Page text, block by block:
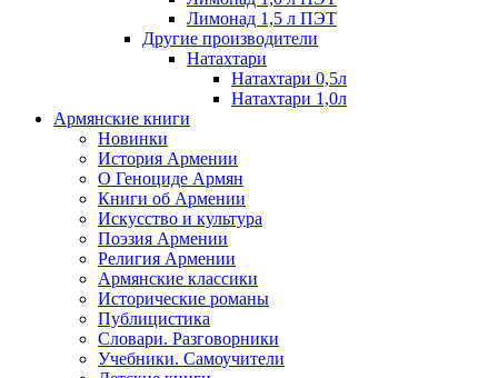
Лимонад 1,5 л ПЭТ
Другие производители
Натахтари
Натахтари 0,5л
Натахтари 1,0л
Армянские книги
Новинки
История Армении
О Геноциде Армян
Книги об Армении
Иcкусство и культура
Поэзия Армении
Религия Армении
Армянские классики
Исторические романы
Публицистика
Словари. Разговорники
Учебники. Самоучители